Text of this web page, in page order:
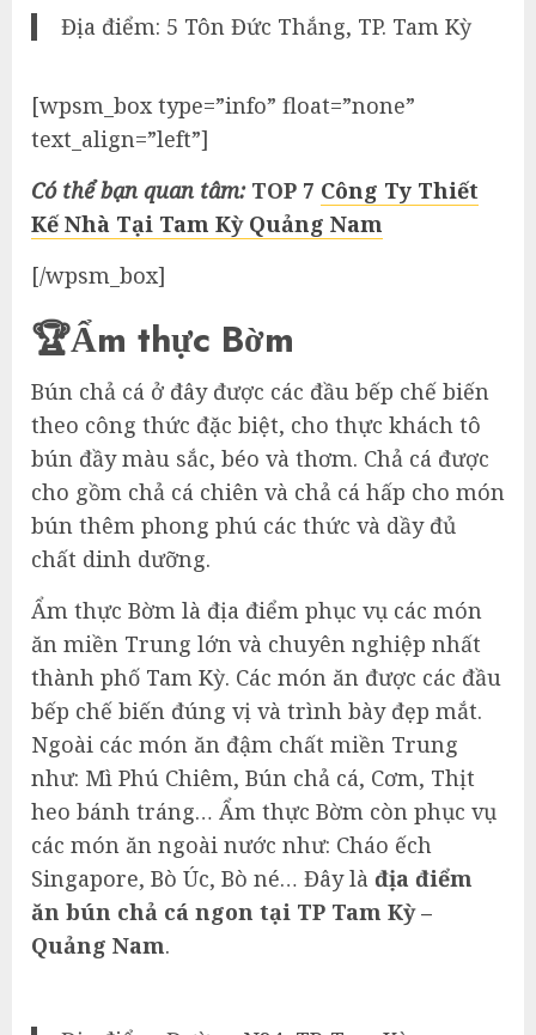
Địa điểm: 5 Tôn Đức Thắng, TP. Tam Kỳ
[wpsm_box type=”info” float=”none”
text_align=”left”]
Có thể bạn quan tâm:TOP 7 Công Ty Thiết
Kế Nhà Tại Tam Kỳ Quảng Nam
[/wpsm_box]
🏆Ẩm thực Bờm
Bún chả cá ở đây được các đầu bếp chế biến
theo công thức đặc biệt, cho thực khách tô
bún đầy màu sắc, béo và thơm. Chả cá được
cho gồm chả cá chiên và chả cá hấp cho món
bún thêm phong phú các thức và dầy đủ
chất dinh dưỡng.
Ẩm thực Bờm là địa điểm phục vụ các món
ăn miền Trung lớn và chuyên nghiệp nhất
thành phố Tam Kỳ. Các món ăn được các đầu
bếp chế biến đúng vị và trình bày đẹp mắt.
Ngoài các món ăn đậm chất miền Trung
như: Mì Phú Chiêm, Bún chả cá, Cơm, Thịt
heo bánh tráng… Ẩm thực Bờm còn phục vụ
các món ăn ngoài nước như: Cháo ếch
Singapore, Bò Úc, Bò né… Đây là địa điểm
ăn bún chả cá ngon tại TP Tam Kỳ –
Quảng Nam.